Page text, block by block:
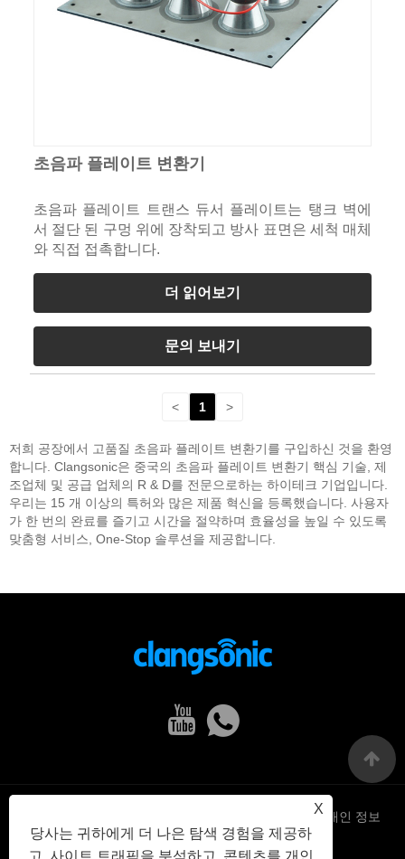
초음파 플레이트 변환기
초음파 플레이트 트랜스 듀서 플레이트는 탱크 벽에
서 절단 된 구멍 위에 장착되고 방사 표면은 세척 매체
와 직접 접촉합니다.
더 읽어보기
문의 보내기
< 1 >
저희 공장에서 고품질 초음파 플레이트 변환기를 구입하신 것을 환영
합니다. Clangsonic은 중국의 초음파 플레이트 변환기 핵심 기술, 제
조업체 및 공급 업체의 R & D를 전문으로하는 하이테크 기업입니다.
우리는 15 개 이상의 특허와 많은 제품 혁신을 등록했습니다. 사용자
가 한 번의 완료를 즐기고 시간을 절약하며 효율성을 높일 수 있도록
맞춤형 서비스, One-Stop 솔루션을 제공합니다.
X
당사는 귀하에게 더 나은 탐색 경험을 제공하
고, 사이트 트래픽을 분석하고, 콘텐츠를 개인
개인 정보